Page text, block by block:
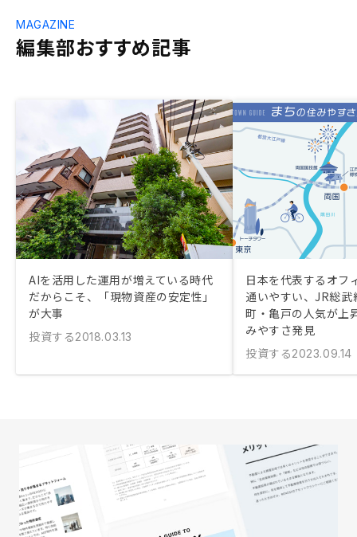
編集部おすすめ記事
MAGAZINE
AIを活用した運用が増えている時代
だからこそ、「現物資産の安定性」
が大事
投資する2018.03.13
日本を代表するオフ
通いやすい、JR総
町・亀戸の人気が上
みやすさ発見
投資する2023.09.14